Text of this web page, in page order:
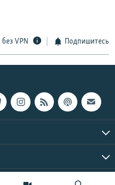
VPN Подпишитесь
RL, Inc. | Все права защищены.